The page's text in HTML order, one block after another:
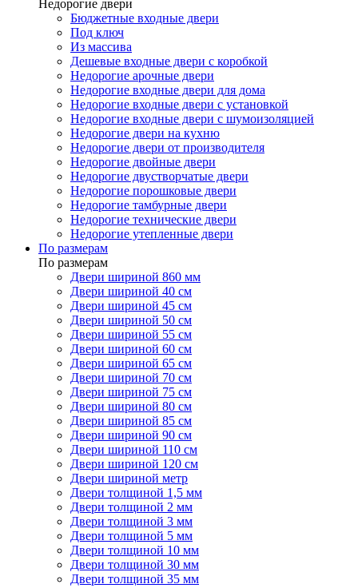
Недорогие двери
Бюджетные входные двери
Под ключ
Из массива
Дешевые входные двери с коробкой
Недорогие арочные двери
Недорогие входные двери для дома
Недорогие входные двери с установкой
Недорогие входные двери с шумоизоляцией
Недорогие двери на кухню
Недорогие двери от производителя
Недорогие двойные двери
Недорогие двустворчатые двери
Недорогие порошковые двери
Недорогие тамбурные двери
Недорогие технические двери
Недорогие утепленные двери
По размерам
По размерам
Двери шириной 860 мм
Двери шириной 40 см
Двери шириной 45 см
Двери шириной 50 см
Двери шириной 55 см
Двери шириной 60 см
Двери шириной 65 см
Двери шириной 70 см
Двери шириной 75 см
Двери шириной 80 см
Двери шириной 85 см
Двери шириной 90 см
Двери шириной 110 см
Двери шириной 120 см
Двери шириной метр
Двери толщиной 1,5 мм
Двери толщиной 2 мм
Двери толщиной 3 мм
Двери толщиной 5 мм
Двери толщиной 10 мм
Двери толщиной 30 мм
Двери толщиной 35 мм